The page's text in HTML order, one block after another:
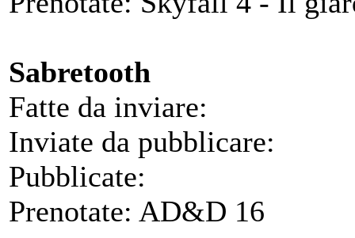
Sabretooth
Fatte da inviare:
Inviate da pubblicare:
Pubblicate:
Prenotate: AD&D 16